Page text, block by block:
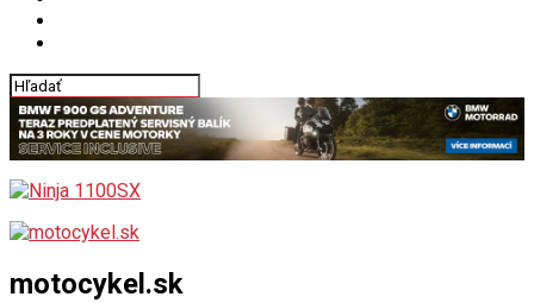
motocykel.sk